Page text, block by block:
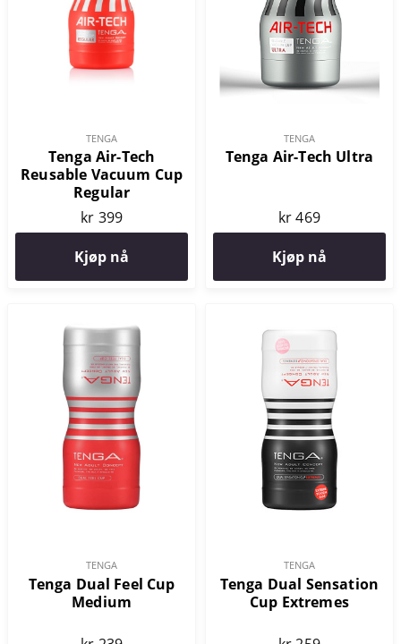
TENGA
Tenga Air-Tech
Reusable Vacuum Cup
Regular
kr 399
Kjøp nå
TENGA
Tenga Air-Tech Ultra
kr 469
Kjøp nå
TENGA
Tenga Dual Feel Cup
Medium
TENGA
Tenga Dual Sensation
Cup Extremes